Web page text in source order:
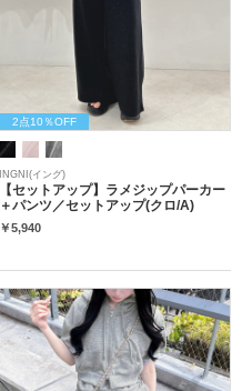
2点10％OFF
INGNI(イング)
【セットアップ】ラメジップパーカー
＋パンツ／セットアップ(クロ/A)
￥5,940